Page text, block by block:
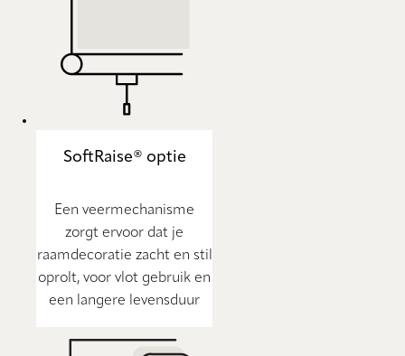
SoftRaise® optie
Een veermechanisme
zorgt ervoor dat je
raamdecoratie zacht en stil
oprolt, voor vlot gebruik en
een langere levensduur